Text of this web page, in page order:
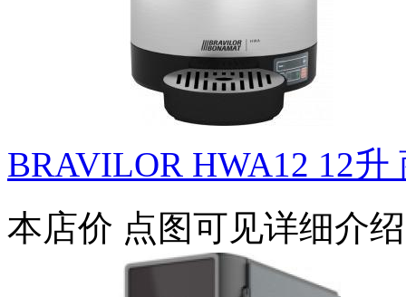
BRAVILOR HWA12 12升
本店价 点图可见详细介绍